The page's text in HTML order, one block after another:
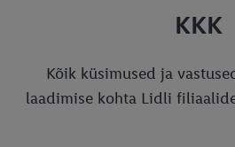
KKK
Kõik küsimused ja
laadimise kohta Lidli